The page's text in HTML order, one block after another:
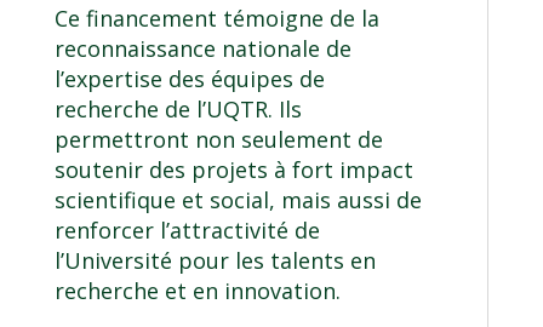
Ce financement témoigne de la
reconnaissance nationale de
l’expertise des équipes de
recherche de l’UQTR. Ils
permettront non seulement de
soutenir des projets à fort impact
scientifique et social, mais aussi de
renforcer l’attractivité de
l’Université pour les talents en
recherche et en innovation.